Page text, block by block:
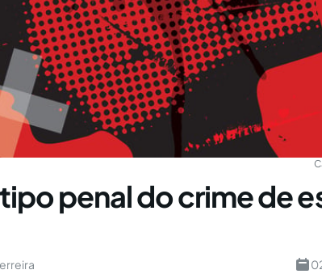
penal do crime de